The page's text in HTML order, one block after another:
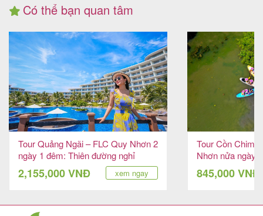
Có thể bạn quan tâm
Tour Quảng Ngãi – FLC Quy Nhơn 2
ngày 1 đêm: Thiên đường nghỉ
dưỡng Quy Nhơn
2,155,000 VNĐ xem ngay
Tour Cồn Chim
Nhơn nửa ngày:
giữa lòng phố
845,000 VNĐ